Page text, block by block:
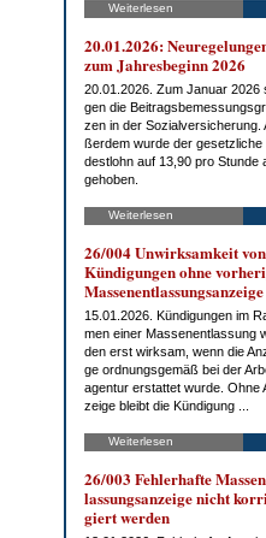
Weiterlesen
20.01.2026:
zum Jah­res­be­ginn 2026
20.01.2026. Zum Ja­nu­ar
gen die
zen in der So­zi­al­ver­si­che­rung.
ßer­dem wur­de der
dest­lohn auf 13,90 pro St­un­de
ge­ho­ben.
Weiterlesen
26/004 Un­wirk­sam­keit von
Kün­di­gun­gen oh­ne
Mas­sen­ent­las­sungs­an­zei­ge
15.01.2026. Kün­di­gun­gen im
men ei­ner Mas­sen­ent­las­sung
den erst wirk­sam, wenn die
ge ord­nungs­ge­mäß bei der
agen­tur er­stat­tet wur­de. Oh­ne
zei­ge bleibt die Kün­di­gung ...
Weiterlesen
26/003 Feh­ler­haf­te
las­sungs­an­zei­ge nicht
giert wer­den